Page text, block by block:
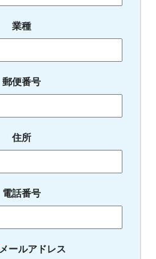
業種
郵便番号
住所
電話番号
メールアドレス